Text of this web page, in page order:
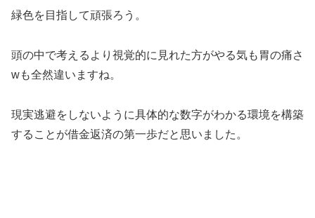
緑色を目指して頑張ろう。
頭の中で考えるより視覚的に見れた方がやる気も胃の痛さ
wも全然違いますね。
現実逃避をしないように具体的な数字がわかる環境を構築
することが借金返済の第一歩だと思いました。